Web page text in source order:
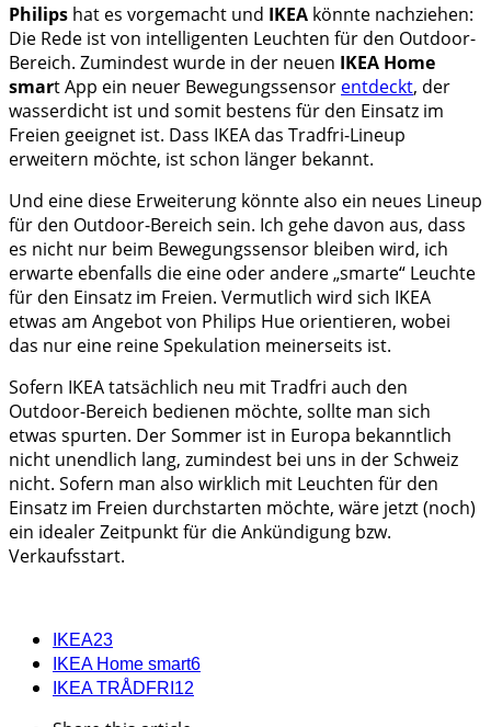
Philips hat es vorgemacht und IKEA könnte nachziehen:
Die Rede ist von intelligenten Leuchten für den Outdoor-
Bereich. Zumindest wurde in der neuen IKEA Home
smart App ein neuer Bewegungssensor entdeckt, der
wasserdicht ist und somit bestens für den Einsatz im
Freien geeignet ist. Dass IKEA das Tradfri-Lineup
erweitern möchte, ist schon länger bekannt.
Und eine diese Erweiterung könnte also ein neues Lineup
für den Outdoor-Bereich sein. Ich gehe davon aus, dass
es nicht nur beim Bewegungssensor bleiben wird, ich
erwarte ebenfalls die eine oder andere „smarte“ Leuchte
für den Einsatz im Freien. Vermutlich wird sich IKEA
etwas am Angebot von Philips Hue orientieren, wobei
das nur eine reine Spekulation meinerseits ist.
Sofern IKEA tatsächlich neu mit Tradfri auch den
Outdoor-Bereich bedienen möchte, sollte man sich
etwas spurten. Der Sommer ist in Europa bekanntlich
nicht unendlich lang, zumindest bei uns in der Schweiz
nicht. Sofern man also wirklich mit Leuchten für den
Einsatz im Freien durchstarten möchte, wäre jetzt (noch)
ein idealer Zeitpunkt für die Ankündigung bzw.
Verkaufsstart.
IKEA23
IKEA Home smart6
IKEA TRÅDFRI 12